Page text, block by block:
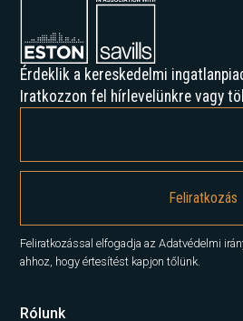
Érdeklik a kereskedelmi
Iratkozzon fel hírlevelünkre vagy
Feliratkozással elfogadja az Adatvédelmi
ahhoz, hogy értesítést kapjon tőlünk.
Rólunk